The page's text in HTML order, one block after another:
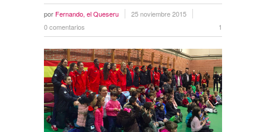
por Fernando, el Queseru
25 noviembre 2015
0 comentarios
1